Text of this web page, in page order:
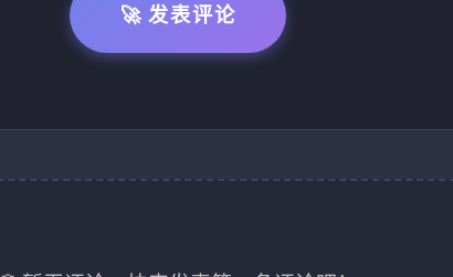
🚀 发表评论